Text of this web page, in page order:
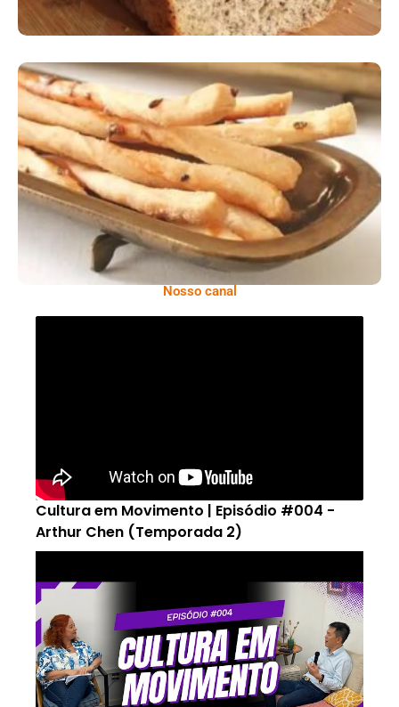
Comer Bem: Palitinhos De Cebola E Salsa
Nosso canal
Cultura em Movimento | Episódio #004 -
Arthur Chen (Temporada 2)